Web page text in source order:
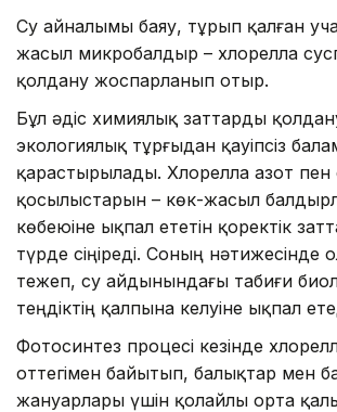
Су айналымы баяу, тұрып қалған
жасыл микробалдыр – хлорелла
қолдану жоспарланып отыр.
Бұл әдіс химиялық заттарды
экологиялық тұрғыдан қауіпсіз
қарастырылады. Хлорелла азот
қосылыстарын – көк-жасыл
көбеюіне ықпал ететін қоректік
түрде сіңіреді. Соның нәтижесінде
тежеп, су айдынындағы табиғи
теңдіктің қалпына келуіне ықпал
Фотосинтез процесі кезінде
оттегімен байытып, балықтар мен
жануарлары үшін қолайлы орта